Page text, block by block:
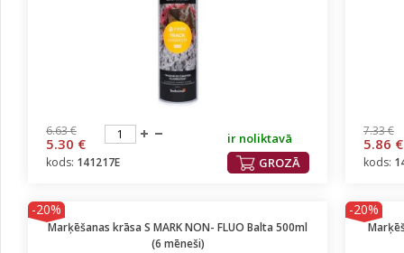
6.63 €
5.30 €
ir noliktavā
GROZĀ
kods: 141217E
7.33 €
5.86 €
kods:
-20%
Marķēšanas krāsa S MARK NON- FLUO Balta 500ml
(6 mēneši)
-20%